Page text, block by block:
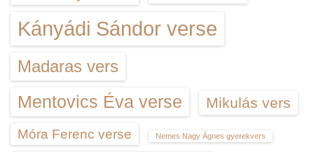
Kányádi Sándor verse
Madaras vers
Mentovics Éva verse Mikulás vers
Móra Ferenc verse Nemes Nagy Ágnes gyerekvers